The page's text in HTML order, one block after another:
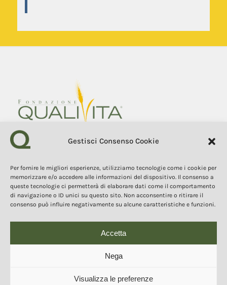
Gestisci Consenso Cookie
Per fornire le migliori esperienze, utilizziamo tecnologie come i cookie per
memorizzare e/o accedere alle informazioni del dispositivo. Il consenso a
queste tecnologie ci permetterà di elaborare dati come il comportamento
di navigazione o ID unici su questo sito. Non acconsentire o ritirare il
consenso può influire negativamente su alcune caratteristiche e funzioni.
Accetta
Nega
Visualizza le preferenze
Sede Via Fontebranda 69
53100 Siena (Si) Italy
Tel. +39 0577 1503049
COPYRIGHT 2025
publication of the contents and images in any form are prohibited
© 2025 Copyright - Fondazione Qualivita :: Credits:IDEM ADV Grafica web
avvalgono di cookie necessari al funzionamento ed utili alle
policy. Chiudendo questo banner acconsenti all' uso dei cookie.